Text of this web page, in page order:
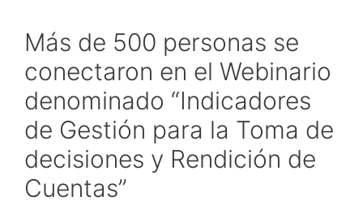
Más de 500 personas se
conectaron en el Webinario
denominado “Indicadores
de Gestión para la Toma de
decisiones y Rendición de
Cuentas”